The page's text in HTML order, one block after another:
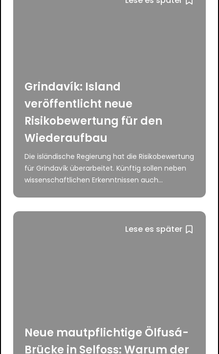
Grindavík: Island
veröffentlicht neue
Risikobewertung für den
Wiederaufbau
Die isländische Regierung hat die Risikobewertung
für Grindavík überarbeitet. Künftig sollen neben
wissenschaftlichen Erkenntnissen auch...
Lese es später
Neue mautpflichtige Ölfusá-
Brücke in Selfoss: Warum der